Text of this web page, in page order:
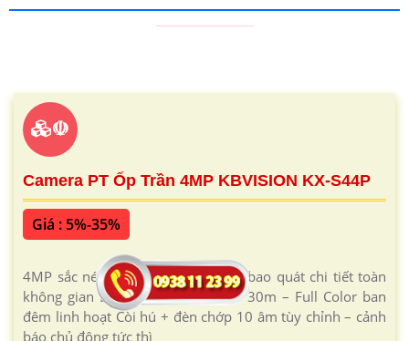
☫
Camera PT Ốp Trần 4MP KBVISION KX-S44P
Giá : 5%-35%
4MP sắc nét + quay ngang 345° – bao quát chi tiết toàn
không gian LED ấm + hồng ngoại 30m – Full Color ban
đêm linh hoạt Còi hú + đèn chớp 10 âm tùy chỉnh – cảnh
báo chủ động tức thì